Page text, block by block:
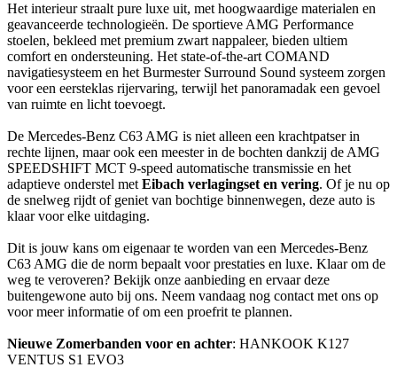
Het interieur straalt pure luxe uit, met hoogwaardige materialen en
geavanceerde technologieën. De sportieve AMG Performance
stoelen, bekleed met premium zwart nappaleer, bieden ultiem
comfort en ondersteuning. Het state-of-the-art COMAND
navigatiesysteem en het Burmester Surround Sound systeem zorgen
voor een eersteklas rijervaring, terwijl het panoramadak een gevoel
van ruimte en licht toevoegt.
De Mercedes-Benz C63 AMG is niet alleen een krachtpatser in
rechte lijnen, maar ook een meester in de bochten dankzij de AMG
SPEEDSHIFT MCT 9-speed automatische transmissie en het
adaptieve onderstel met Eibach verlagingset en vering. Of je nu op
de snelweg rijdt of geniet van bochtige binnenwegen, deze auto is
klaar voor elke uitdaging.
Dit is jouw kans om eigenaar te worden van een Mercedes-Benz
C63 AMG die de norm bepaalt voor prestaties en luxe. Klaar om de
weg te veroveren? Bekijk onze aanbieding en ervaar deze
buitengewone auto bij ons. Neem vandaag nog contact met ons op
voor meer informatie of om een proefrit te plannen.
Nieuwe Zomerbanden voor en achter: HANKOOK K127
VENTUS S1 EVO3